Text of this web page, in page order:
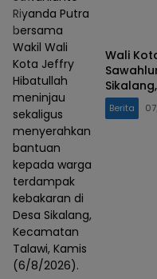
Riyanda Putra
bersama
Wakil Wali
Kota Jeffry
Hibatullah
meninjau
sekaligus
menyerahkan
bantuan
kepada warga
terdampak
kebakaran di
Desa Sikalang,
Kecamatan
Talawi, Kamis
(6/8/2026).
Wali
Mitigasi
Berita